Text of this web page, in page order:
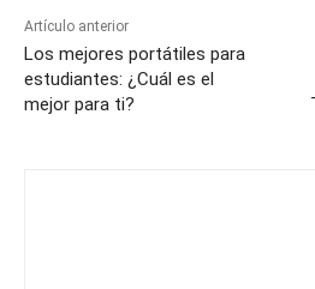
Artículo anterior
Los mejores portátiles para
estudiantes: ¿Cuál es el
mejor para ti?